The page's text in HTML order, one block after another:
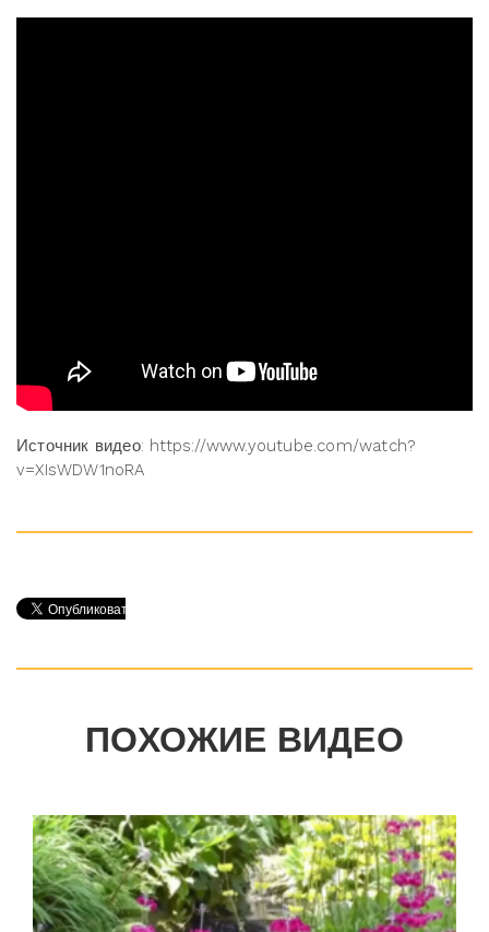
Источник видео: https://www.youtube.com/watch?
v=XIsWDW1noRA
ПОХОЖИЕ ВИДЕО